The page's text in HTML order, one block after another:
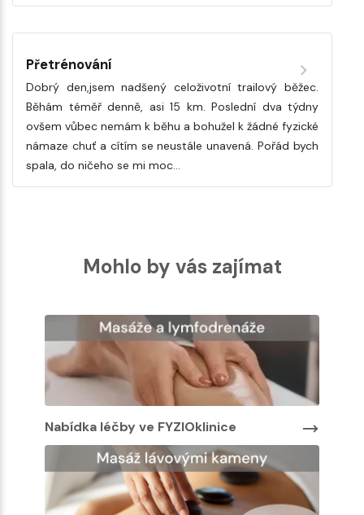
Přetrénování
Dobrý den,jsem nadšený celoživotní trailový běžec.
Běhám téměř denně, asi 15 km. Poslední dva týdny
ovšem vůbec nemám k běhu a bohužel k žádné fyzické
námaze chuť a cítím se neustále unavená. Pořád bych
spala, do ničeho se mi moc…
Mohlo by vás zajímat
Nabídka léčby ve FYZIOklinice